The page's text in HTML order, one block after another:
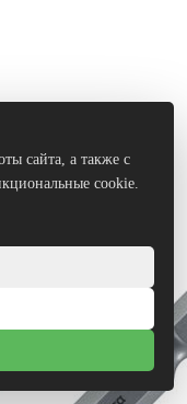
сайта, а также с
cookie.